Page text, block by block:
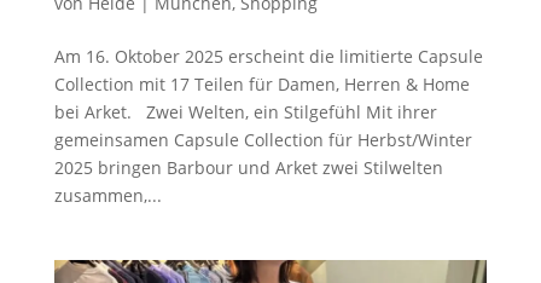
Am 16. Oktober 2025 erscheint die limitierte Capsule
Collection mit 17 Teilen für Damen, Herren & Home
bei Arket. Zwei Welten, ein Stilgefühl Mit ihrer
gemeinsamen Capsule Collection für Herbst/Winter
2025 bringen Barbour und Arket zwei Stilwelten
zusammen,...